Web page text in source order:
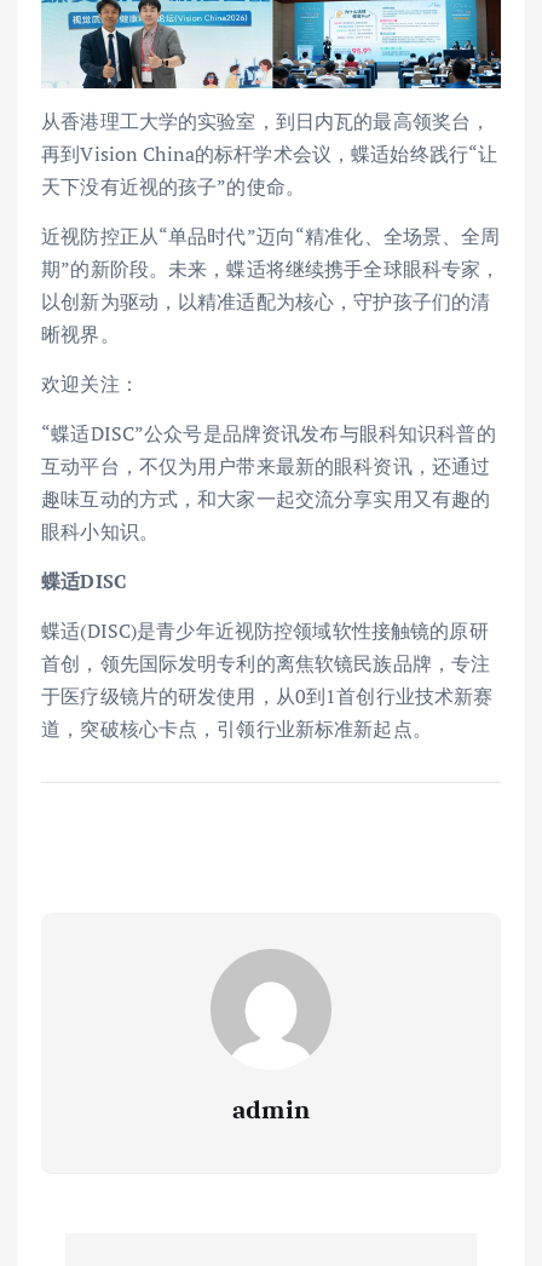
从香港理工大学的实验室，到日内瓦的最高领奖台，
再到Vision China的标杆学术会议，蝶适始终践行“让
天下没有近视的孩子”的使命。
近视防控正从“单品时代”迈向“精准化、全场景、全周
期”的新阶段。未来，蝶适将继续携手全球眼科专家，
以创新为驱动，以精准适配为核心，守护孩子们的清
晰视界。
欢迎关注：
“蝶适DISC”公众号是品牌资讯发布与眼科知识科普的
互动平台，不仅为用户带来最新的眼科资讯，还通过
趣味互动的方式，和大家一起交流分享实用又有趣的
眼科小知识。
蝶适DISC
蝶适(DISC)是青少年近视防控领域软性接触镜的原研
首创，领先国际发明专利的离焦软镜民族品牌，专注
于医疗级镜片的研发使用，从0到1首创行业技术新赛
道，突破核心卡点，引领行业新标准新起点。
admin